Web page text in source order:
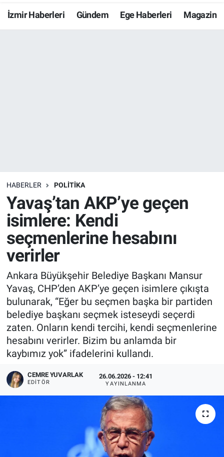
İzmir Haberleri Gündem Ege Haberleri Magazin
HABERLER POLİTİKA
Yavaş’tan AKP’ye geçen
isimlere: Kendi
seçmenlerine hesabını
verirler
Ankara Büyükşehir Belediye Başkanı Mansur
Yavaş, CHP’den AKP’ye geçen isimlere çıkışta
bulunarak, “Eğer bu seçmen başka bir partiden
belediye başkanı seçmek isteseydi seçerdi
zaten. Onların kendi tercihi, kendi seçmenlerine
hesabını verirler. Bizim bu anlamda bir
kaybımız yok” ifadelerini kullandı.
CEMRE YUVARLAK
EDITÖR
26.06.2026 - 12:41
YAYINLANMA
Resmi İlanlar